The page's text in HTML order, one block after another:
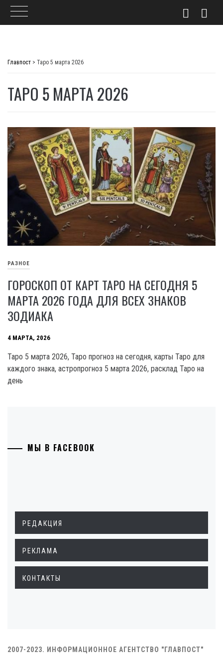
Главпост > Таро 5 марта 2026
ТАРО 5 МАРТА 2026
РАЗНОЕ
ГОРОСКОП ОТ КАРТ ТАРО НА СЕГОДНЯ 5
МАРТА 2026 ГОДА ДЛЯ ВСЕХ ЗНАКОВ
ЗОДИАКА
4 МАРТА, 2026
Таро 5 марта 2026, Таро прогноз на сегодня, карты Таро для
каждого знака, астропрогноз 5 марта 2026, расклад Таро на
день
МЫ В FACEBOOK
РЕДАКЦИЯ
РЕКЛАМА
КОНТАКТЫ
2007-2023. ИНФОРМАЦИОННОЕ АГЕНТСТВО "ГЛАВПОСТ"